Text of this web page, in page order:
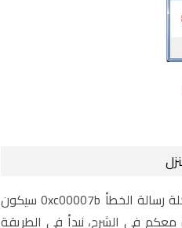
السلام عليكم. اليوم شاء الله سوف نستعرض معكم طريقتين لحل مشكلة رسالة الخطأ 0xc00007b سيكون
سبعة 7 ، دعونا نبدأ مباشرة معكم في الشرح، نبدأ في الطريقة